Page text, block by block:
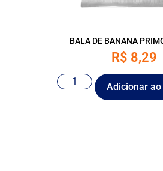
BALA DE BANANA
R$ 8,29
Adicionar